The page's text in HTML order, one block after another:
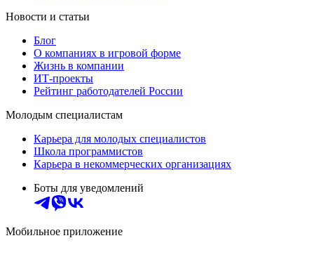
Новости и статьи
Блог
О компаниях в игровой форме
Жизнь в компании
ИТ-проекты
Рейтинг работодателей России
Молодым специалистам
Карьера для молодых специалистов
Школа программистов
Карьера в некоммерческих организациях
Боты для уведомлений
Мобильное приложение